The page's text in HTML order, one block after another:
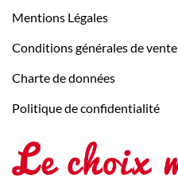
Mentions Légales
Conditions générales de vente
Charte de données
Politique de confidentialité